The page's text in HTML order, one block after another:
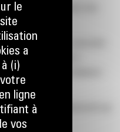
à la large ouverture des
de grappin, associée
rapides, vous aide à
à la tâche pour déplacer
est un appareil Bluetooth qui
rapidement et simplement.
le
a
(i)
ligne
à
vos